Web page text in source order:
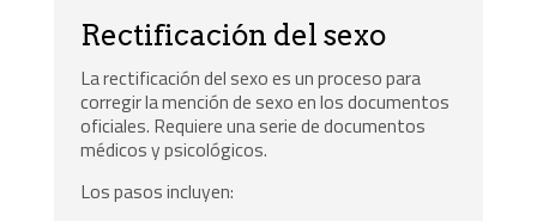
Rectificación del sexo
La rectificación del sexo es un proceso para
corregir la mención de sexo en los documentos
oficiales. Requiere una serie de documentos
médicos y psicológicos.
Los pasos incluyen: